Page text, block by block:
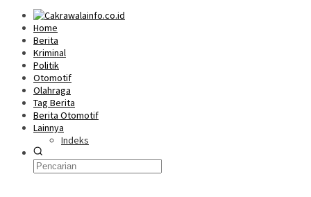
Home
Berita
Kriminal
Politik
Otomotif
Olahraga
Tag Berita
Berita Otomotif
Lainnya
Indeks